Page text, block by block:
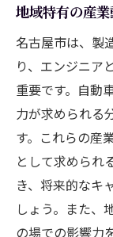
めの
自己
術
地域
グロー
要性
地域特有の産
名古屋市は、製
り、エンジニア
重要です。自動
力が求められる
す。これらの産
として求められ
き、将来的なキ
しょう。また、
の場での影響力